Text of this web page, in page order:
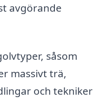
avgörande
såsom
massivt trä,
och tekniker